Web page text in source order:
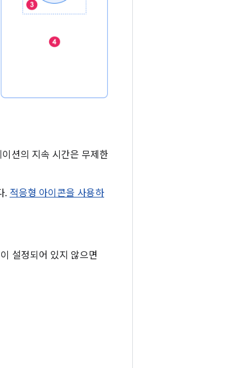
션의 지속 시간은 무제한
. 적응형 아이콘을 사용하
설정되어 있지 않으면